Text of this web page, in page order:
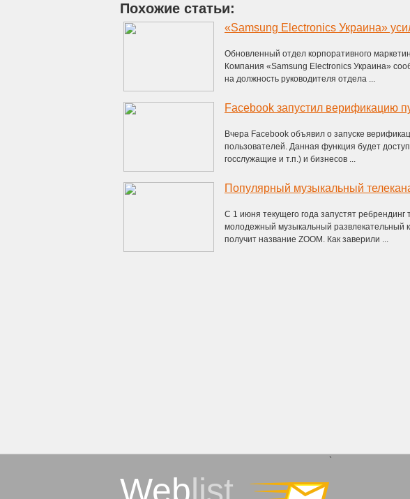
Похожие статьи:
«Samsung Electronics Украина»
Обновленный отдел корпоративного
Компания «Samsung Electronics Украина»
на должность руководителя отдела ...
Facebook запустил верификацию
Вчера Facebook объявил о запуске
пользователей. Данная функция будет
госслужащие и т.п.) и бизнесов ...
Популярный музыкальный
С 1 июня текущего года запустят
молодежный музыкальный развлекательный
получит название ZOOM. Как заверили ...
Weblist
`